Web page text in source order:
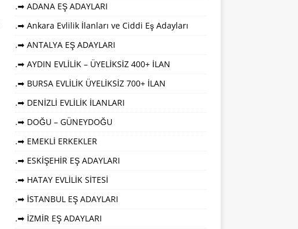
.➡ ADANA EŞ ADAYLARI
.➡ Ankara Evlilik İlanları ve Ciddi Eş Adayları
.➡ ANTALYA EŞ ADAYLARI
.➡ AYDIN EVLİLİK – ÜYELİKSİZ 400+ İLAN
.➡ BURSA EVLİLİK ÜYELİKSİZ 700+ İLAN
.➡ DENİZLİ EVLİLİK İLANLARI
.➡ DOĞU – GÜNEYDOĞU
.➡ EMEKLİ ERKEKLER
.➡ ESKİŞEHİR EŞ ADAYLARI
.➡ HATAY EVLİLİK SİTESİ
.➡ İSTANBUL EŞ ADAYLARI
.➡ İZMİR EŞ ADAYLARI